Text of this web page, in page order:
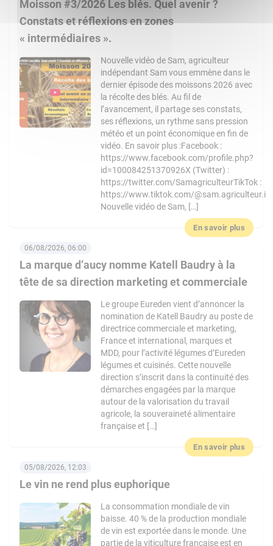
Moisson #3/2026 Les blés. Quel avenir ?
Constats et réflexions en zones
« intermédiaires ».
Nouvelle vidéo de Sam, agriculteur
indépendant Sam vous emmène dans le
dernier épisode des moissons 2026 avec
la récolte des blés. Au fil de
l’avancement, il partage ses constats,
ses réflexions, un rythme sans pression
météo et un point économique en fin de
vidéo. En savoir plus :Facebook :
https://www.facebook.com/profile.php?
id=100084251370926X (Twitter) :
https://twitter.com/SamagriculteurTikTok :
https://www.tiktok.com/@sam.agriculteur.i
Nouvelle vidéo de Sam, […]
En savoir plus
La marque d’aucy nomme Katell Baudry à la
tête de sa direction marketing et commerciale
06/08/2026, 06:00
Le groupe Eureden vient d’annoncer la
nomination de Katell Baudry au poste de
directrice commerciale et marketing,
France et international, marques et
MDD, pour l’activité légumes d’Eureden
légumes et cuisinés. Cette nouvelle
direction s’inscrit dans la continuité des
démarches engagées par la marque
autour de la valorisation du travail
agricole, la souveraineté alimentaire
française et […]
En savoir plus
Le vin ne rend plus euphorique
05/08/2026, 12:03
La consommation mondiale de vin
baisse. 40 % de la production mondiale
de vin est exportée dans le monde. Une
partie de la viticulture française est en